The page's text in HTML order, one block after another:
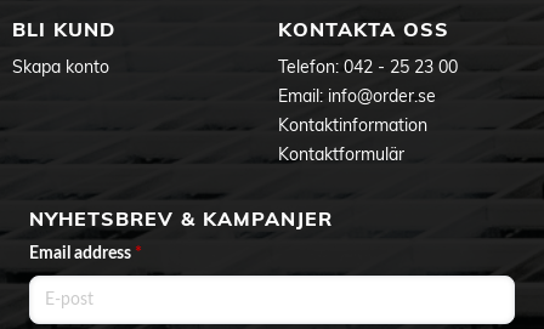
BLI KUND
Skapa konto
KONTAKTA OSS
Telefon: 042 - 25 23 00
Email: info@order.se
Kontaktinformation
Kontaktformulär
NYHETSBREV & KAMPANJER
Email address *